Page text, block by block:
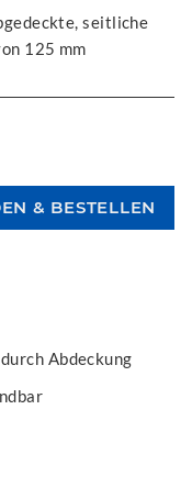
seitliche
125 mm
Abdeckung